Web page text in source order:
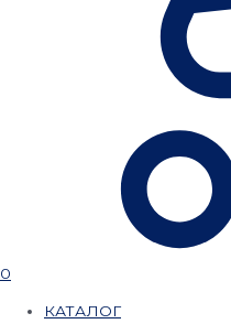
0
КАТАЛОГ